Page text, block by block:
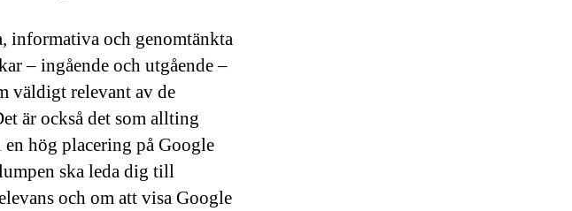
informativa och genomtänkta
– ingående och utgående –
väldigt relevant av de
är också det som allting
hög placering på Google
ska leda dig till
och om att visa Google